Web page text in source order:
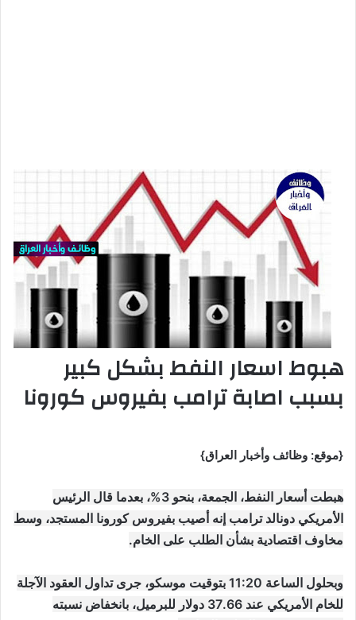
هبوط اسعار النفط بشكل كبير
بسبب اصابة ترامب بفيروس كورونا
{موقع: وظائف وأخبار العراق}
هبطت أسعار النفط، الجمعة، بنحو 3%، بعدما قال الرئيس
الأمريكي دونالد ترامب إنه أصيب بفيروس كورونا المستجد، وسط
مخاوف اقتصادية بشأن الطلب على الخام.
وبحلول الساعة 11:20 بتوقيت موسكو، جرى تداول العقود الآجلة
للخام الأمريكي عند 37.66 دولار للبرميل، بانخفاض نسبته